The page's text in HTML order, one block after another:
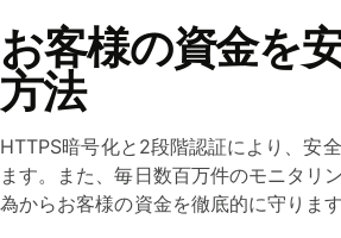
お客様の資金を
方法
HTTPS暗号化と2段階認証により、安
ます。また、毎日数百万件のモニタリ
為からお客様の資金を徹底的に守ります